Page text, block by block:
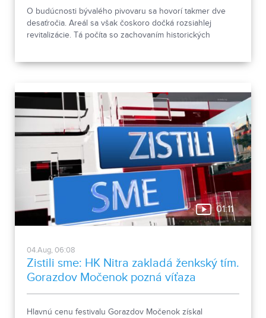
O budúcnosti bývalého pivovaru sa hovorí takmer dve
desaťročia. Areál sa však čoskoro dočká rozsiahlej
revitalizácie. Tá počíta so zachovaním historických
01:11
04.Aug, 06:08
Zistili sme: HK Nitra zakladá ženkský tím.
Gorazdov Močenok pozná víťaza
Hlavnú cenu festivalu Gorazdov Močenok získal